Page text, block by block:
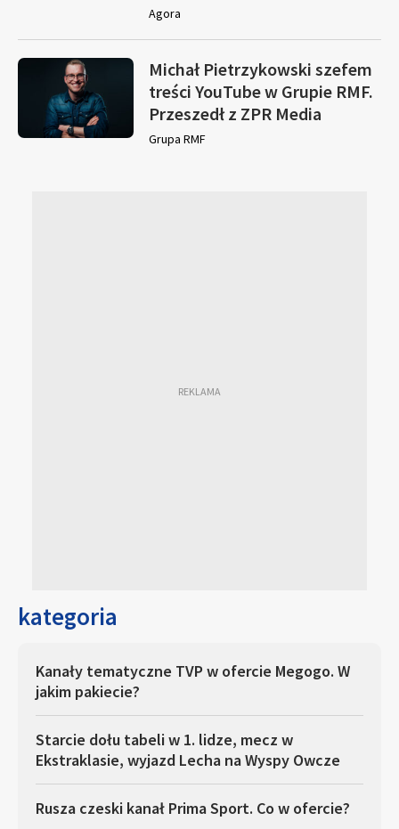
Agora
Michał Pietrzykowski szefem
treści YouTube w Grupie RMF.
Przeszedł z ZPR Media
Grupa RMF
kategoria
Kanały tematyczne TVP w ofercie Megogo. W
jakim pakiecie?
Starcie dołu tabeli w 1. lidze, mecz w
Ekstraklasie, wyjazd Lecha na Wyspy Owcze
Rusza czeski kanał Prima Sport. Co w ofercie?